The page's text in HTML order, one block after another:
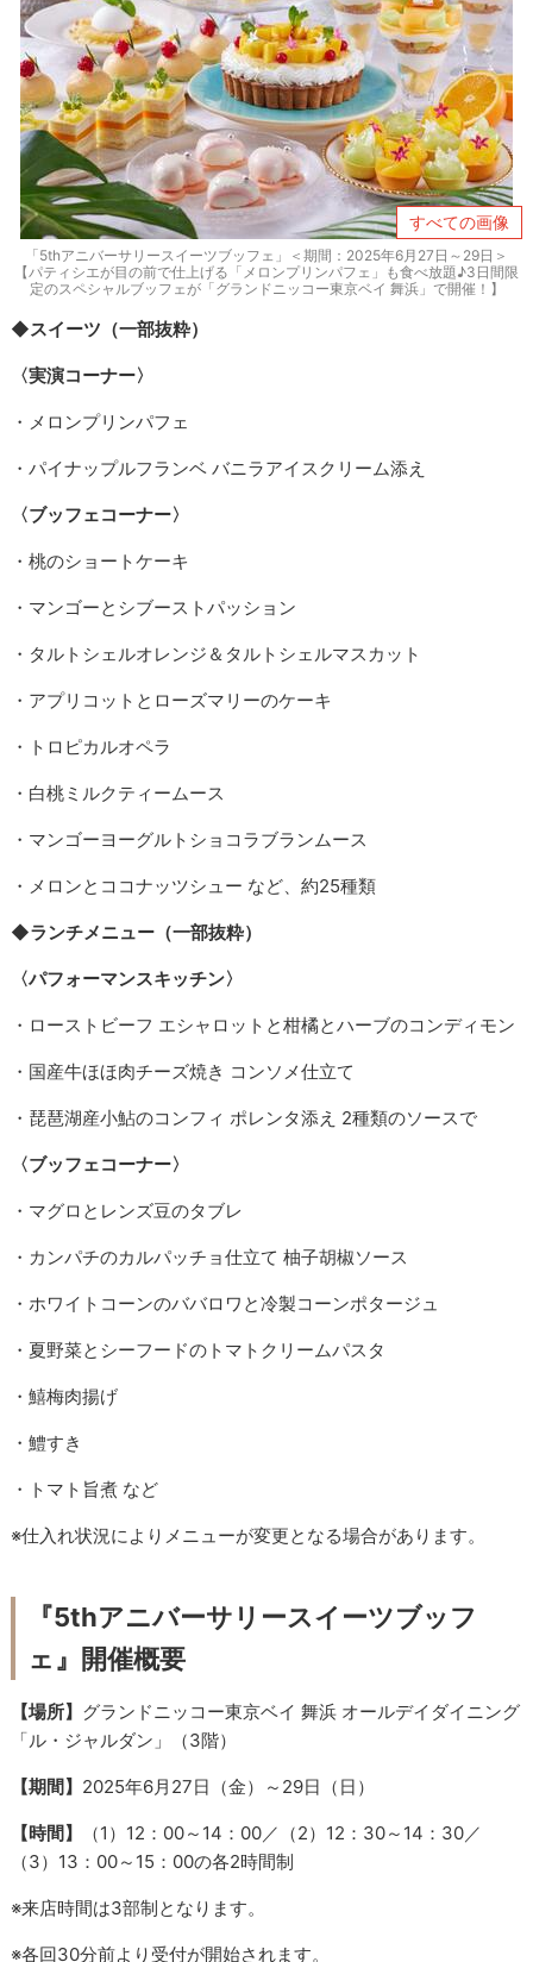
すべての画像
「5thアニバーサリースイーツブッフェ」＜期間：2025年6月27日～29日＞
【パティシエが目の前で仕上げる「メロンプリンパフェ」も食べ放題♪3日間限
定のスペシャルブッフェが「グランドニッコー東京ベイ 舞浜」で開催！】
◆スイーツ（一部抜粋）
〈実演コーナー〉
・メロンプリンパフェ
・パイナップルフランベ バニラアイスクリーム添え
〈ブッフェコーナー〉
・桃のショートケーキ
・マンゴーとシブーストパッション
・タルトシェルオレンジ＆タルトシェルマスカット
・アプリコットとローズマリーのケーキ
・トロピカルオペラ
・白桃ミルクティームース
・マンゴーヨーグルトショコラブランムース
・メロンとココナッツシュー など、約25種類
◆ランチメニュー（一部抜粋）
〈パフォーマンスキッチン〉
・ローストビーフ エシャロットと柑橘とハーブのコンディモン
・国産牛ほほ肉チーズ焼き コンソメ仕立て
・琵琶湖産小鮎のコンフィ ポレンタ添え 2種類のソースで
〈ブッフェコーナー〉
・マグロとレンズ豆のタブレ
・カンパチのカルパッチョ仕立て 柚子胡椒ソース
・ホワイトコーンのババロワと冷製コーンポタージュ
・夏野菜とシーフードのトマトクリームパスタ
・鱚梅肉揚げ
・鱧すき
・トマト旨煮 など
※仕入れ状況によりメニューが変更となる場合があります。
『5thアニバーサリースイーツブッフ
ェ』 開催概要
【場所】 グランドニッコー東京ベイ 舞浜 オールデイダイニング
「ル・ジャルダン」（3階）
【期間】 2025年6月27日（金）～29日（日）
【時間】
（1）12：00～14：00／（2）12：30～14：30／
（3）13：00～15：00の各2時間制
※来店時間は3部制となります。
※各回30分前より受付が開始されます。